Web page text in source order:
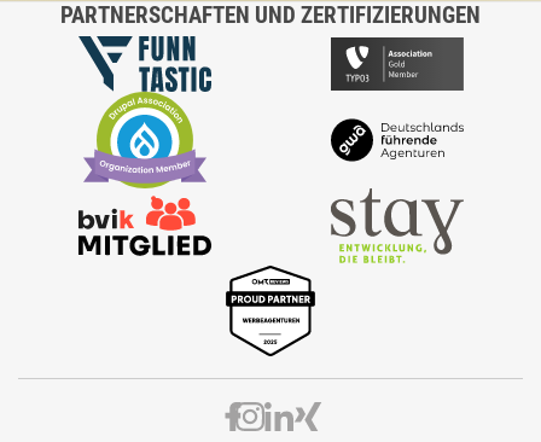
PARTNERSCHAFTEN UND ZERTIFIZIERUNGEN